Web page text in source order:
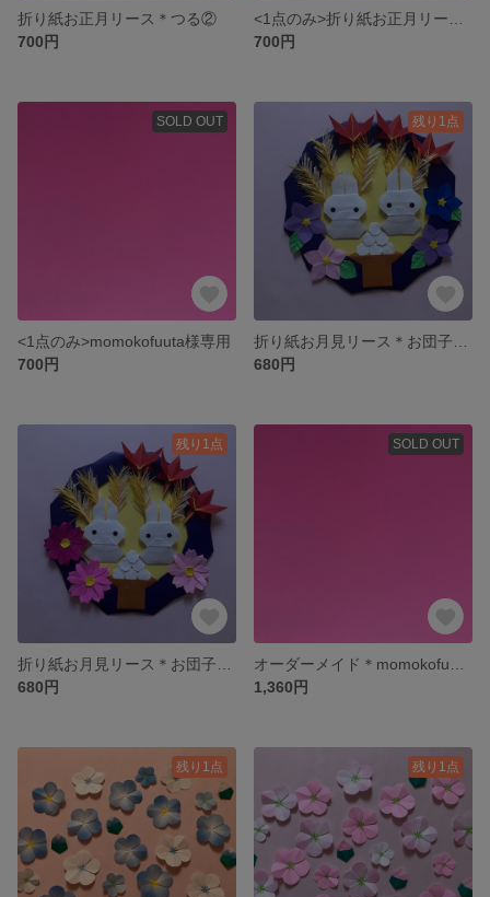
折り紙お正月リース＊つる②
700円
700円
SOLD OUT
<1点のみ>momokofuuta様専用
700円
残り1点
680円
残り1点
680円
SOLD OUT
1,360円
残り1点 残り1点